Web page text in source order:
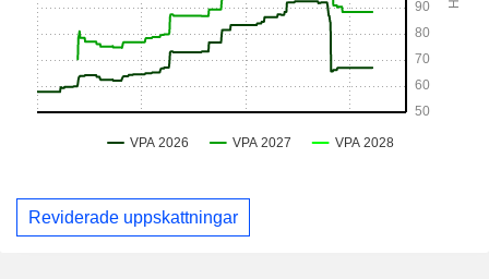
Reviderade uppskattningar